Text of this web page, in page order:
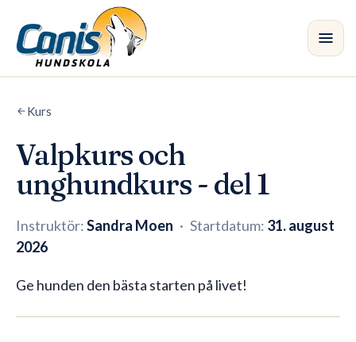
Hoppa till huvudinnehållet
Kurs
Avdelningar
Instruktörer
Butik
Blogg
Kurs
Valpkurs och
unghundkurs - del 1
Instruktör:Sandra Moen · Startdatum: 31. august
2026
Ge hunden den bästa starten på livet!